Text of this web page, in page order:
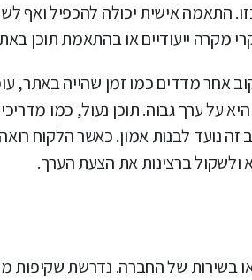
התאמה אישית יכולה להכפיל ואף
ייעודיים או בהתאמת תוכן
אחר מדדים כמו זמן שהייה באתר,
ערך גבוה. תוכן נעול, כמו
נועד לבנות אמון. כאשר הלקוח
ולשקול ברצינות את הצעת הערך.
בשירות של החברה. נדרשת שקיפות